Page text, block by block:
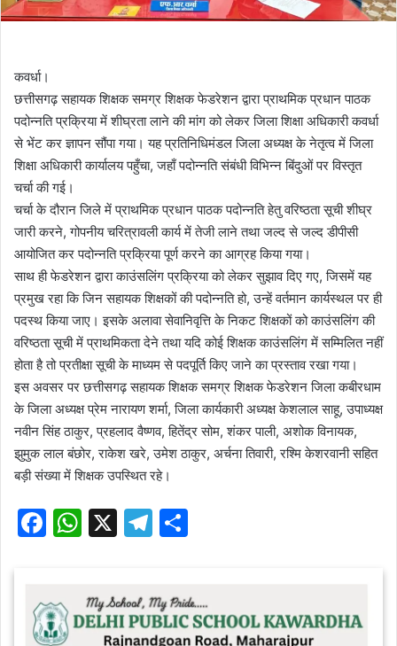
कवर्धा।
छत्तीसगढ़ सहायक शिक्षक समग्र शिक्षक फेडरेशन द्वारा प्राथमिक प्रधान पाठक
पदोन्नति प्रक्रिया में शीघ्रता लाने की मांग को लेकर जिला शिक्षा अधिकारी कवर्धा
से भेंट कर ज्ञापन सौंपा गया। यह प्रतिनिधिमंडल जिला अध्यक्ष के नेतृत्व में जिला
शिक्षा अधिकारी कार्यालय पहुँचा, जहाँ पदोन्नति संबंधी विभिन्न बिंदुओं पर विस्तृत
चर्चा की गई।
चर्चा के दौरान जिले में प्राथमिक प्रधान पाठक पदोन्नति हेतु वरिष्ठता सूची शीघ्र
जारी करने, गोपनीय चरित्रावली कार्य में तेजी लाने तथा जल्द से जल्द डीपीसी
आयोजित कर पदोन्नति प्रक्रिया पूर्ण करने का आग्रह किया गया।
साथ ही फेडरेशन द्वारा काउंसलिंग प्रक्रिया को लेकर सुझाव दिए गए, जिसमें यह
प्रमुख रहा कि जिन सहायक शिक्षकों की पदोन्नति हो, उन्हें वर्तमान कार्यस्थल पर ही
पदस्थ किया जाए। इसके अलावा सेवानिवृत्ति के निकट शिक्षकों को काउंसलिंग की
वरिष्ठता सूची में प्राथमिकता देने तथा यदि कोई शिक्षक काउंसलिंग में सम्मिलित नहीं
होता है तो प्रतीक्षा सूची के माध्यम से पदपूर्ति किए जाने का प्रस्ताव रखा गया।
इस अवसर पर छत्तीसगढ़ सहायक शिक्षक समग्र शिक्षक फेडरेशन जिला कबीरधाम
के जिला अध्यक्ष प्रेम नारायण शर्मा, जिला कार्यकारी अध्यक्ष केशलाल साहू, उपाध्यक्ष
नवीन सिंह ठाकुर, प्रहलाद वैष्णव, हितेंद्र सोम, शंकर पाली, अशोक विनायक,
झुमुक लाल बंछोर, राकेश खरे, उमेश ठाकुर, अर्चना तिवारी, रश्मि केशरवानी सहित
बड़ी संख्या में शिक्षक उपस्थित रहे।
F
e
b
W
s
A
X
T
gr
a
e